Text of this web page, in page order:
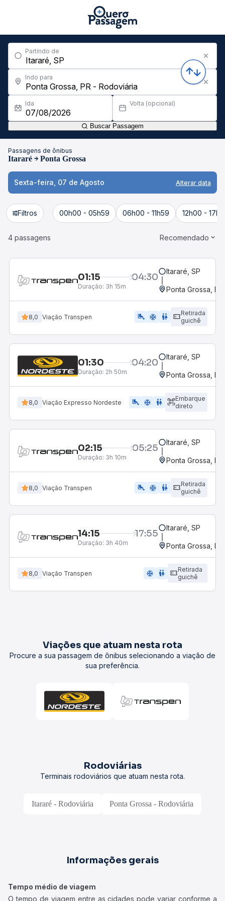
Partindo de
Indo para
Ida Volta (opcional)
Buscar Passagem
Passagens de ônibus
Itararé Ponta Grossa
Sexta-feira, 07 de Agosto Alterar data
Filtros 00h00 - 05h59 06h00 - 11h59 12h00 -
4 passagens Recomendado
01:15 04:30
Duração: 3h 15m
Itararé, SP
Ponta Grossa,
8,0 Viação Transpen airline_seat_legroom_extra ac_unit WC
Retirada
guichê
01:30 04:20
Duração: 2h 50m
Itararé, SP
Ponta Grossa,
8,0 Viação Expresso Nordeste airline_seat_legroom_extra ac_unit WC
Embarque
direto
02:15 05:25
Duração: 3h 10m
Itararé, SP
Ponta Grossa,
8,0 Viação Transpen airline_seat_legroom_extra ac_unit WC
Retirada
guichê
14:15 17:55
Duração: 3h 40m
Itararé, SP
Ponta Grossa,
8,0 Viação Transpen ac_unit wc
Retirada
guichê
Viações que atuam nesta rota
Procure a sua passagem de ônibus selecionando a viação de
sua preferência.
Rodoviárias
Terminais rodoviários que atuam nesta rota.
Itararé - Rodoviária Ponta Grossa - Rodoviária
Informações gerais
Tempo médio de viagem
O tempo de viagem entre as cidades pode variar conforme a